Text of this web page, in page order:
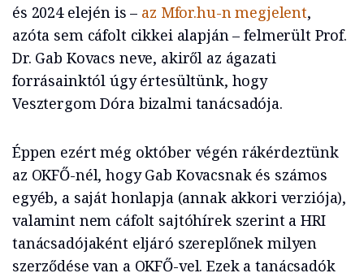
és 2024 elején is – az Mfor.hu-n megjelent,
azóta sem cáfolt cikkei alapján – felmerült Prof.
Dr. Gab Kovacs neve, akiről az ágazati
forrásainktól úgy értesültünk, hogy
Vesztergom Dóra bizalmi tanácsadója.
Éppen ezért még október végén rákérdeztünk
az OKFŐ-nél, hogy Gab Kovacsnak és számos
egyéb, a saját honlapja (annak akkori verziója),
valamint nem cáfolt sajtóhírek szerint a HRI
tanácsadójaként eljáró szereplőnek milyen
szerződése van a OKFŐ-vel. Ezek a tanácsadók